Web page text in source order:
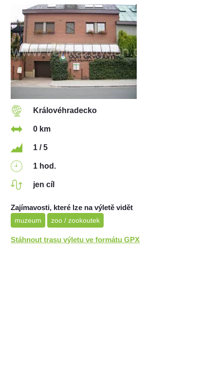
Královéhradecko
0 km
1 / 5
1 hod.
jen cíl
Zajímavosti, které lze na výletě vidět
muzeum zoo / zookoutek
Stáhnout trasu výletu ve formátu GPX